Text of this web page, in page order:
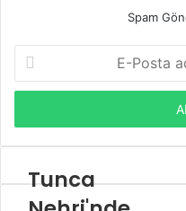
Spam
Posta
adresinizi
Tunca